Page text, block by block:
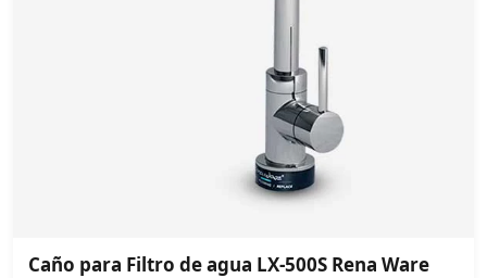
Caño para Filtro de agua LX-500S Rena Ware